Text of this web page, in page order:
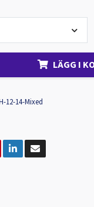
LÄGG I
12-14-Mixed